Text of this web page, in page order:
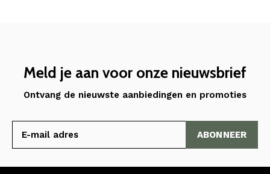
Meld je aan voor onze nieuwsbrief
Ontvang de nieuwste aanbiedingen en promoties
ABONNEER